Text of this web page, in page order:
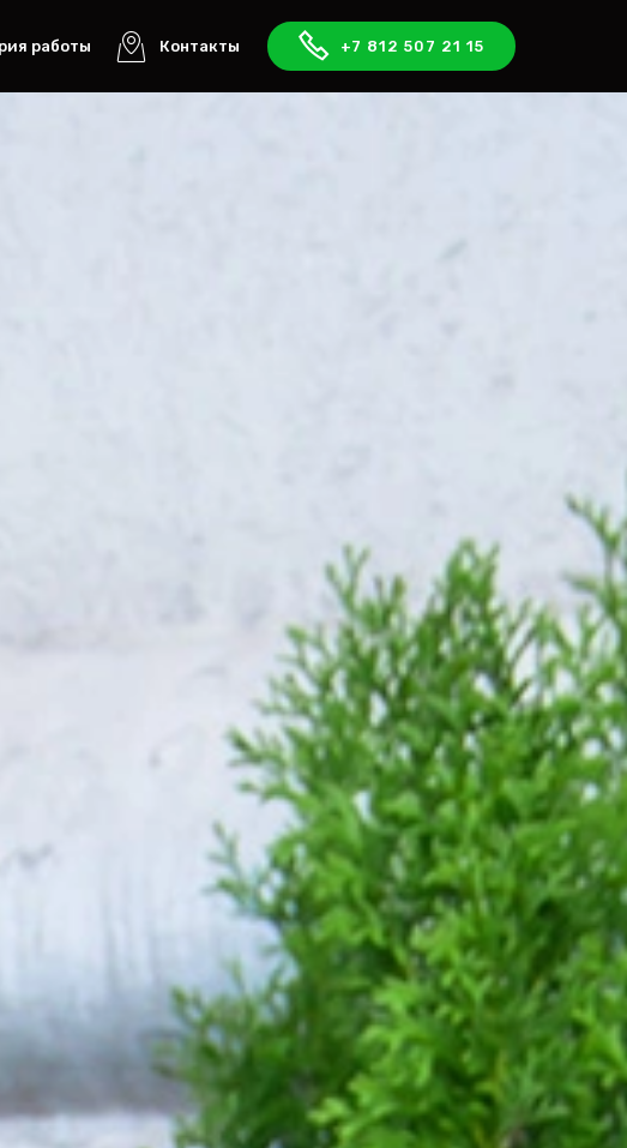
работы Контакты +7 812 507 21 15